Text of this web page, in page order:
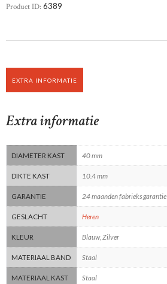
Product ID: 6389
EXTRA INFORMATIE
Extra informatie
DIAMETER KAST 40 mm
DIKTE KAST 10.4 mm
GARANTIE 24 maanden fabrieks garantie
GESLACHT Heren
KLEUR Blauw, Zilver
MATERIAAL BAND Staal
MATERIAAL KAST Staal